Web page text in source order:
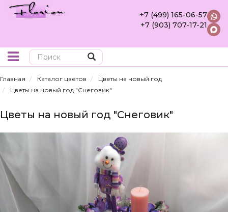
+7 (499) 165-06-57
+7 (903) 707-17-21
Главная Каталог цветов
Цветы на новый год
Цветы на новый год "Снеговик"
Цветы на новый год "Снеговик"